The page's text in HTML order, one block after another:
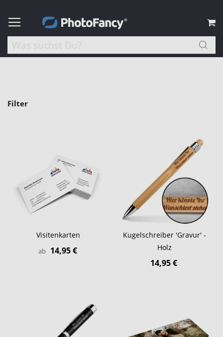
Filter
Visitenkarten
ab 14,95 €
Kugelschreiber 'Gravur' -
Holz
14,95 €